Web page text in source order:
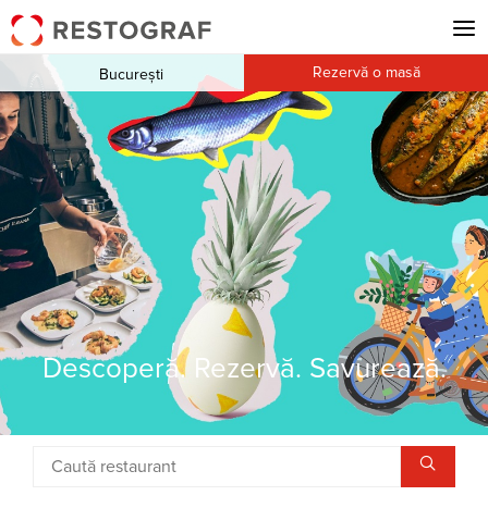
Descoperă. Rezervă. Savurează.
București Rezervă o masă